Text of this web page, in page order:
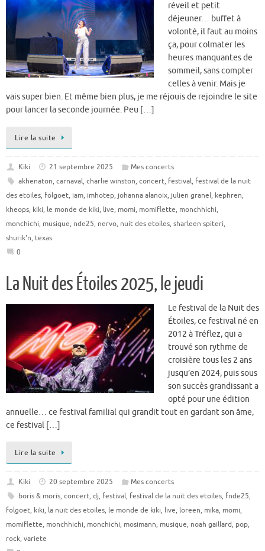
réveil et petit
déjeuner… buffet à
volonté, il faut au moins
ça, pour colmater les
heures manquantes de
sommeil, sans compter
celles à venir. Mais je
vais super bien. Et même bien plus, je me réjouis de rejoindre le site
pour lancer la seconde journée. Peu […]
Lire la suite
Kiki 21 septembre 2025
Mes concerts
akhenaton, carnaval, charlie winston, concert, festival, festival de la nuit
des etoiles, folgoet, iam, imhotep, johanna alanoix, julien granel, kephren,
kheops, kiki, le monde de kiki, live, momi, momiflette, monchhichi,
monchichi, musique, nde25, nervo, nuit des etoiles, sharleen spiteri,
shurik'n, texas
0
La Nuit des Étoiles 2025, le jeudi
Le festival de la Nuit des
Étoiles, ce festival né en
2012 à Tréflez, qui a
trouvé son rythme de
croisière tous les 2 ans
jusqu’en 2024, puis sous
son succès grandissant a
opté pour une édition
annuelle… ce festival familial qui grandit tout en gardant son âme,
ce festival […]
Lire la suite
Kiki 20 septembre 2025
Mes concerts
boris & moris, concert, dj, festival, festival de la nuit des etoiles, fnde25,
folgoet, kiki, la nuit des etoiles, le monde de kiki, live, loreen, mika, momi,
momiflette, monchhichi, monchichi, mosimann, musique, noah gaillard, pop,
rock, variete